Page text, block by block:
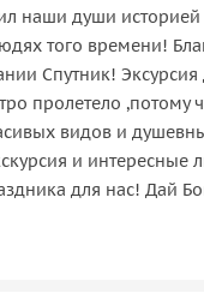
наши души
того времени!
Спутник! Эксурсия
пролетело ,потому
видов и
и интересные
для нас! Дай